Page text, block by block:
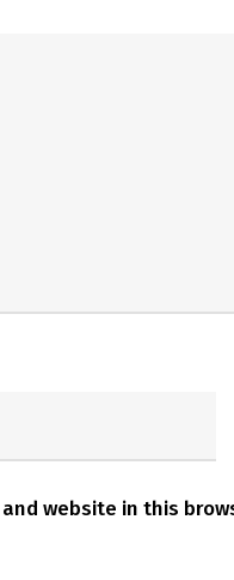
and website in this